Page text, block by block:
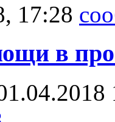
17:28
в